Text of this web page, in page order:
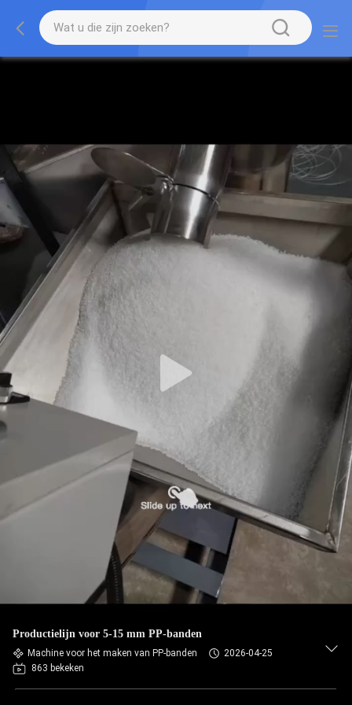
Productielijn voor 5-15 mm PP-banden
Machine voor het maken van PP-banden
2026-04-25
863 bekeken